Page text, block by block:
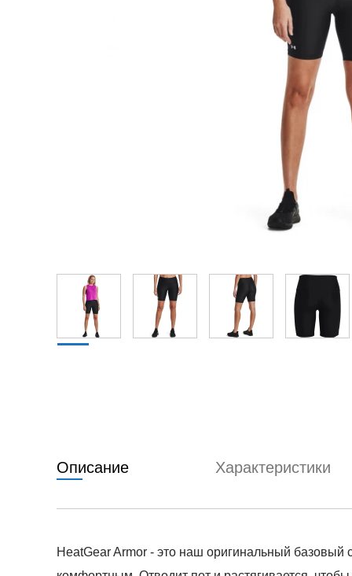
Описание Характеристики
HeatGear Armor - это наш оригинальный